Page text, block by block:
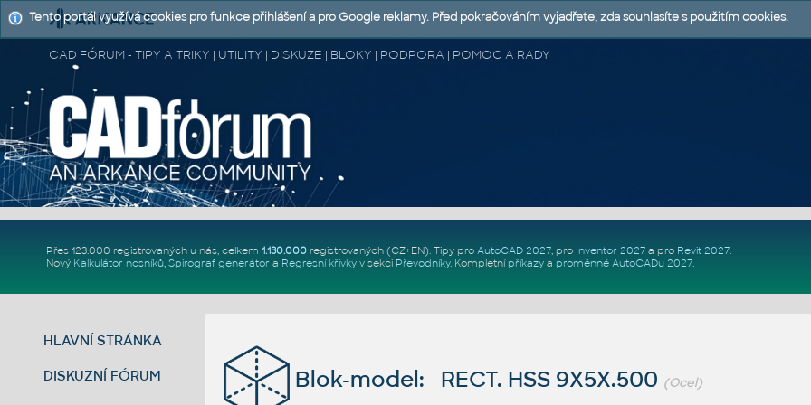
CAD FÓRUM - TIPY A TRIKY | UTILITY | DISKUZE | BLOKY | PODPORA | POMOC A RADY
Přes 123.000 registrovaných u nás, celkem 1.130.000registrovaných (CZ+EN). Tipy pro AutoCAD 2027, pro Inventor 2027a pro Revit 2027.
Nový Kalkulátor nosníků, Spirograf generátor a Regresní křivkyv sekci Převodníky. Kompletní příkazya proměnné AutoCADu 2027.
HLAVNÍ STRÁNKA
DISKUZNÍ FÓRUM Blok-model: RECT. HSS 9X5X.500 (Ocel)
Tento portál využívá cookies pro funkce přihlášení a pro Google reklamy. Před pokračováním vyjadřete, zda souhlasíte s použitím cookies.